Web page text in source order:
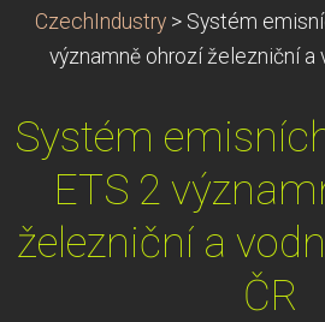
CzechIndustry > Systém
významně ohrozí železniční a
Systém
ETS 2
železniční a
ČR